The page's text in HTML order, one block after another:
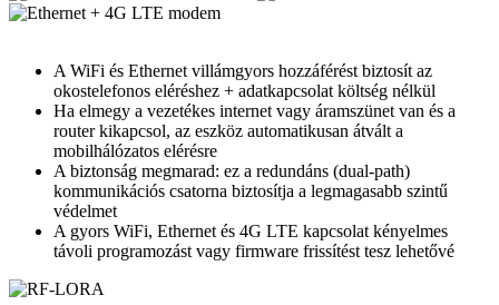
A WiFi és Ethernet villámgyors hozzáférést biztosít az
okostelefonos eléréshez + adatkapcsolat költség nélkül
Ha elmegy a vezetékes internet vagy áramszünet van és a
router kikapcsol, az eszköz automatikusan átvált a
mobilhálózatos elérésre
A biztonság megmarad: ez a redundáns (dual-path)
kommunikációs csatorna biztosítja a legmagasabb szintű
védelmet
A gyors WiFi, Ethernet és 4G LTE kapcsolat kényelmes
távoli programozást vagy firmware frissítést tesz lehetővé